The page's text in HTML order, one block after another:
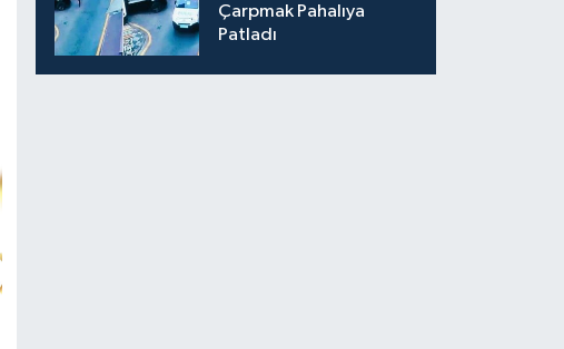
Çarpmak Pahalıya
Patladı